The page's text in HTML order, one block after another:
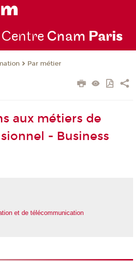
Centre Cnam Paris
Par métier
aux métiers de
- Business
et de télécommunication